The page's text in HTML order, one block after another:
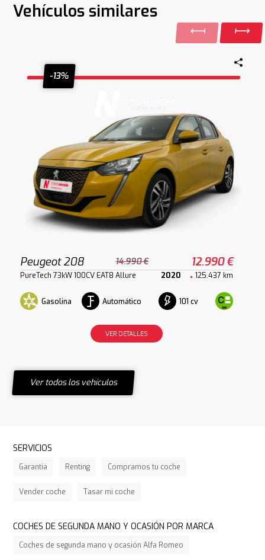
Vehículos similares
-13%
Peugeot 208 14.990 € 12.990 €
PureTech 73kW 100CV EAT8 Allure 2020 125.437 km
Gasolina Automático 101 cv
VER DETALLES
Ver todos los vehículos
SERVICIOS
Garantía Renting Compramos tu coche
Vender coche Tasar mi coche
COCHES DE SEGUNDA MANO Y OCASIÓN POR MARCA
Coches de segunda mano y ocasión Alfa Romeo